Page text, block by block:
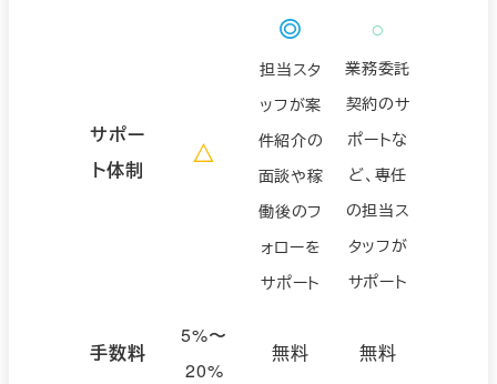
サポー
ト体制
△
◎
担当スタ
ッフが案
件紹介の
面談や稼
働後のフ
ォローを
サポート
○
業務委託
契約のサ
ポートな
ど、専任
の担当ス
タッフが
サポート
手数料
5%〜
20%
無料 無料